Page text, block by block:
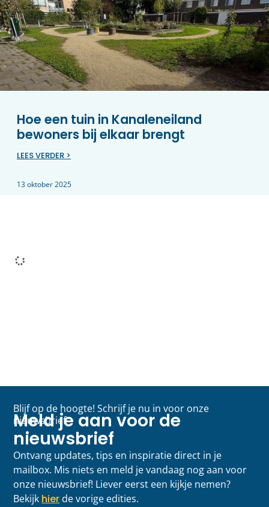
Hoe een tuin in Kanaleneiland
bewoners bij elkaar brengt
LEES VERDER >
13 oktober 2025
Blijf op de hoogte! Schrijf je nu in voor onze
nieuwsbrief
Meld je aan voor de
nieuwsbrief
Ontvang updates, tips en inspiratie direct in je
mailbox. Mis niets en meld je vandaag nog aan voor
onze nieuwsbrief! Liever eerst een kijkje nemen?
Bekijk hier de vorige edities.